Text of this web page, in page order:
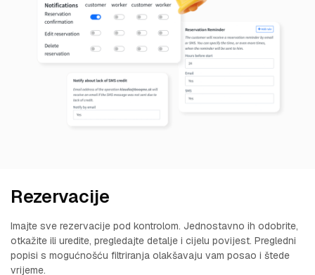
Rezervacije
Imajte sve rezervacije pod kontrolom. Jednostavno ih odobrite,
otkažite ili uredite, pregledajte detalje i cijelu povijest. Pregledni
popisi s mogućnošću filtriranja olakšavaju vam posao i štede
vrijeme.